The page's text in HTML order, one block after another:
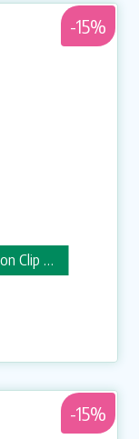
-15%
Women's Electra Premium Carbon Clip Skidstavar
-15%